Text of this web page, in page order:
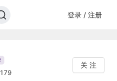
登录 / 注册
关 注